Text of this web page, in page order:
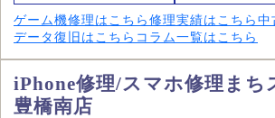
ゲーム機修理はこちら 修理実績はこちら 中
データ復旧はこちら コラム一覧はこちら
iPhone修理/スマホ修理まち
豊橋南店